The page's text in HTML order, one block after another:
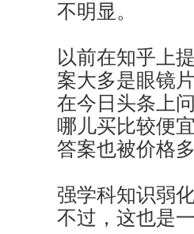
不明显。
以前在知乎上
案大多是眼镜
在今日头条上
哪儿买比较便
答案也被价格
强学科知识弱
不过，这也是